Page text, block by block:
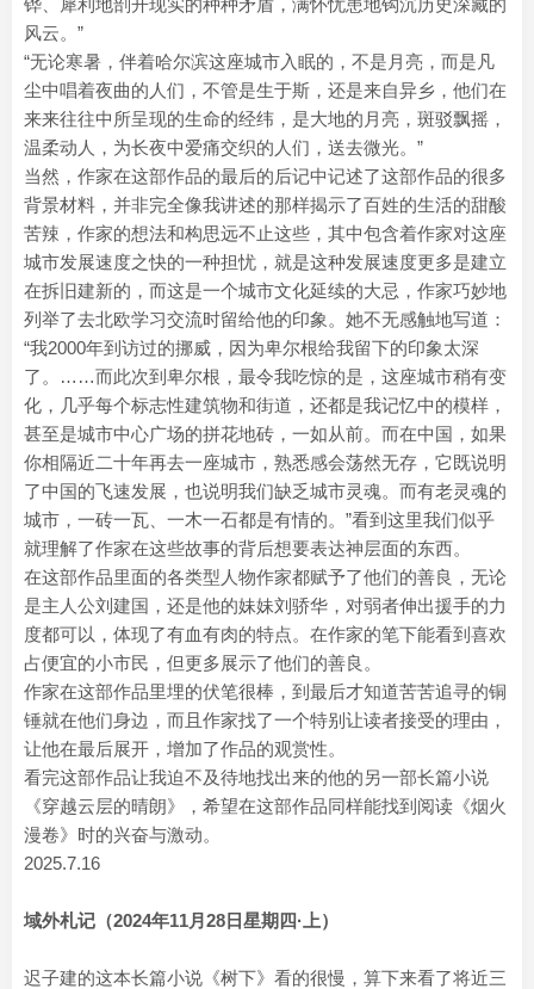
铧、犀利地剖开现实的种种矛盾，满怀忧患地钩沉历史深藏的
风云。”
“无论寒暑，伴着哈尔滨这座城市入眠的，不是月亮，而是凡
尘中唱着夜曲的人们，不管是生于斯，还是来自异乡，他们在
来来往往中所呈现的生命的经纬，是大地的月亮，斑驳飘摇，
温柔动人，为长夜中爱痛交织的人们，送去微光。”
当然，作家在这部作品的最后的后记中记述了这部作品的很多
背景材料，并非完全像我讲述的那样揭示了百姓的生活的甜酸
苦辣，作家的想法和构思远不止这些，其中包含着作家对这座
城市发展速度之快的一种担忧，就是这种发展速度更多是建立
在拆旧建新的，而这是一个城市文化延续的大忌，作家巧妙地
列举了去北欧学习交流时留给他的印象。她不无感触地写道：
“我2000年到访过的挪威，因为卑尔根给我留下的印象太深
了。……而此次到卑尔根，最令我吃惊的是，这座城市稍有变
化，几乎每个标志性建筑物和街道，还都是我记忆中的模样，
甚至是城市中心广场的拼花地砖，一如从前。而在中国，如果
你相隔近二十年再去一座城市，熟悉感会荡然无存，它既说明
了中国的飞速发展，也说明我们缺乏城市灵魂。而有老灵魂的
城市，一砖一瓦、一木一石都是有情的。”看到这里我们似乎
就理解了作家在这些故事的背后想要表达神层面的东西。
在这部作品里面的各类型人物作家都赋予了他们的善良，无论
是主人公刘建国，还是他的妹妹刘骄华，对弱者伸出援手的力
度都可以，体现了有血有肉的特点。在作家的笔下能看到喜欢
占便宜的小市民，但更多展示了他们的善良。
作家在这部作品里埋的伏笔很棒，到最后才知道苦苦追寻的铜
锤就在他们身边，而且作家找了一个特别让读者接受的理由，
让他在最后展开，增加了作品的观赏性。
看完这部作品让我迫不及待地找出来的他的另一部长篇小说
《穿越云层的晴朗》，希望在这部作品同样能找到阅读《烟火
漫卷》时的兴奋与激动。
2025.7.16
域外札记（2024年11月28日星期四·上）
迟子建的这本长篇小说《树下》看的很慢，算下来看了将近三